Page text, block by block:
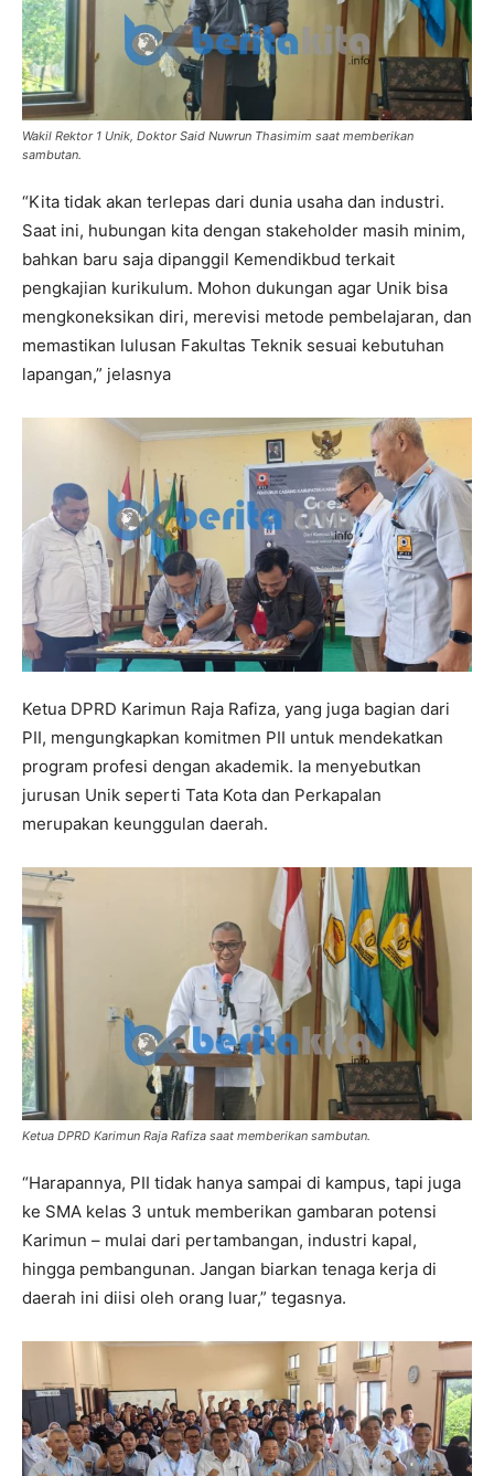
Wakil Rektor 1 Unik, Doktor Said Nuwrun Thasimim saat memberikan
sambutan.
“Kita tidak akan terlepas dari dunia usaha dan industri.
Saat ini, hubungan kita dengan stakeholder masih minim,
bahkan baru saja dipanggil Kemendikbud terkait
pengkajian kurikulum. Mohon dukungan agar Unik bisa
mengkoneksikan diri, merevisi metode pembelajaran, dan
memastikan lulusan Fakultas Teknik sesuai kebutuhan
lapangan,” jelasnya
Ketua DPRD Karimun Raja Rafiza, yang juga bagian dari
PII, mengungkapkan komitmen PII untuk mendekatkan
program profesi dengan akademik. Ia menyebutkan
jurusan Unik seperti Tata Kota dan Perkapalan
merupakan keunggulan daerah.
Ketua DPRD Karimun Raja Rafiza saat memberikan sambutan.
“Harapannya, PII tidak hanya sampai di kampus, tapi juga
ke SMA kelas 3 untuk memberikan gambaran potensi
Karimun – mulai dari pertambangan, industri kapal,
hingga pembangunan. Jangan biarkan tenaga kerja di
daerah ini diisi oleh orang luar,” tegasnya.